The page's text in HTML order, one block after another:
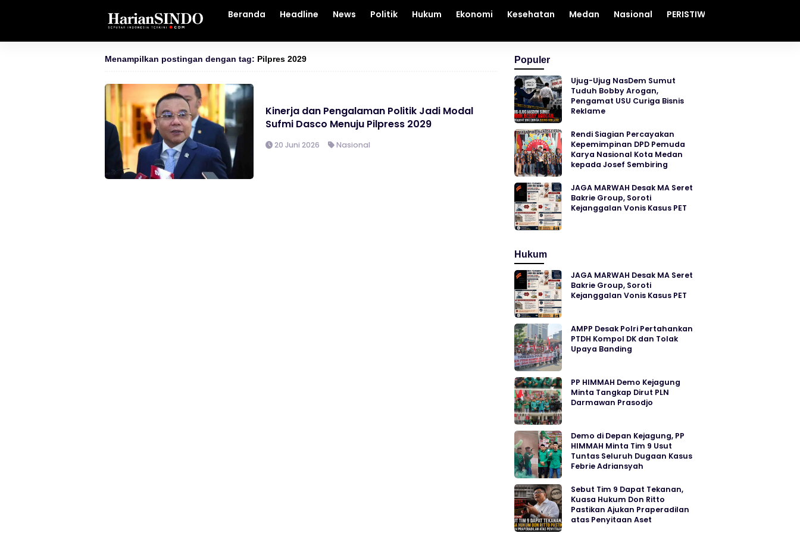
Beranda Headline News Politik Hukum Ekonomi Kesehatan Medan Nasional PERISTIWA
Menampilkan postingan dengan tag: Pilpres 2029
Kinerja dan Pengalaman Politik Jadi Modal
Sufmi Dasco Menuju Pilpress 2029
20 Juni 2026 Nasional
Populer
Ujug-Ujug NasDem Sumut
Tuduh Bobby Arogan,
Pengamat USU Curiga Bisnis
Reklame
Rendi Siagian Percayakan
Kepemimpinan DPD Pemuda
Karya Nasional Kota Medan
kepada Josef Sembiring
JAGA MARWAH Desak MA Seret
Bakrie Group, Soroti
Kejanggalan Vonis Kasus PET
Hukum
JAGA MARWAH Desak MA Seret
Bakrie Group, Soroti
Kejanggalan Vonis Kasus PET
AMPP Desak Polri Pertahankan
PTDH Kompol DK dan Tolak
Upaya Banding
PP HIMMAH Demo Kejagung
Minta Tangkap Dirut PLN
Darmawan Prasodjo
Demo di Depan Kejagung, PP
HIMMAH Minta Tim 9 Usut
Tuntas Seluruh Dugaan Kasus
Febrie Adriansyah
Sebut Tim 9 Dapat Tekanan,
Kuasa Hukum Don Ritto
Pastikan Ajukan Praperadilan
atas Penyitaan Aset